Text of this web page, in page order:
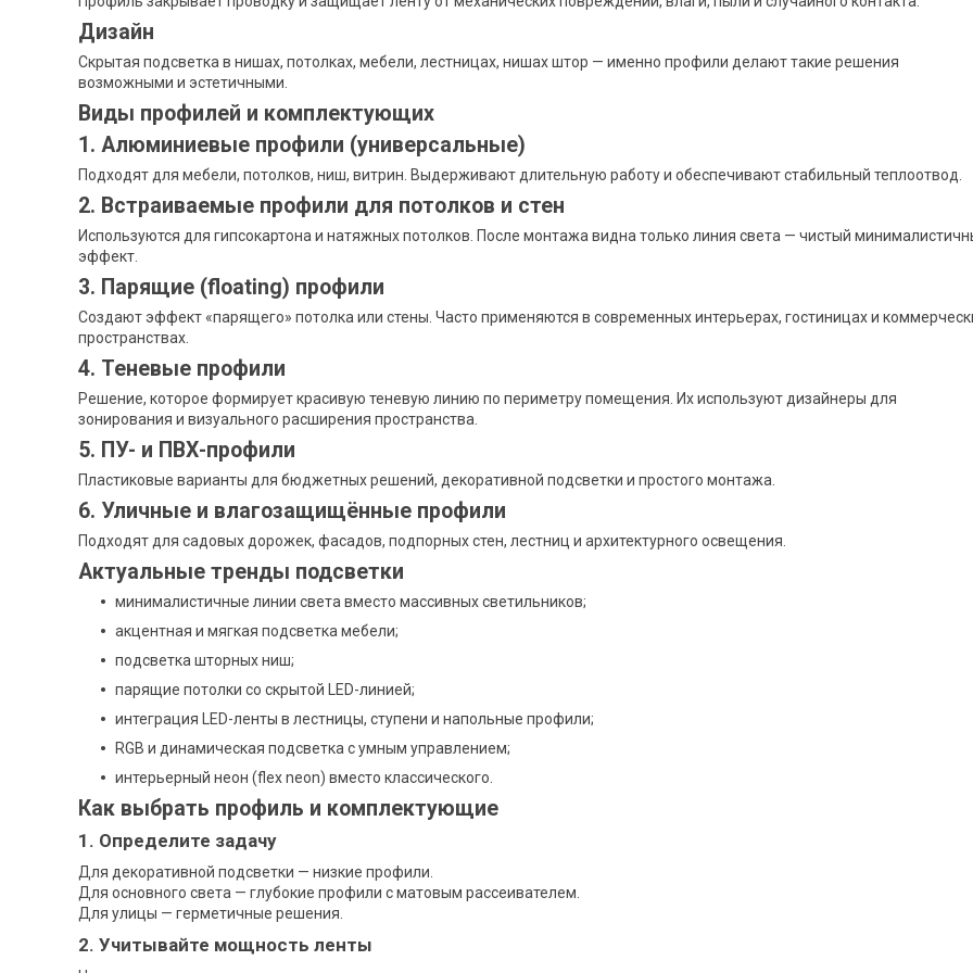
Дизайн
Скрытая подсветка в нишах, потолках, мебели, лестницах, нишах штор — именно профили делают такие решения
возможными и эстетичными.
Виды профилей и комплектующих
1. Алюминиевые профили (универсальные)
Подходят для мебели, потолков, ниш, витрин. Выдерживают длительную работу и обеспечивают стабильный теплоотвод.
2. Встраиваемые профили для потолков и стен
Используются для гипсокартона и натяжных потолков. После монтажа видна только линия света — чистый
эффект.
3. Парящие (floating) профили
Создают эффект «парящего» потолка или стены. Часто применяются в современных интерьерах, гостиницах и
пространствах.
4. Теневые профили
Решение, которое формирует красивую теневую линию по периметру помещения. Их используют дизайнеры для
зонирования и визуального расширения пространства.
5. ПУ- и ПВХ-профили
Пластиковые варианты для бюджетных решений, декоративной подсветки и простого монтажа.
6. Уличные и влагозащищённые профили
Подходят для садовых дорожек, фасадов, подпорных стен, лестниц и архитектурного освещения.
Актуальные тренды подсветки
минималистичные линии света вместо массивных светильников;
акцентная и мягкая подсветка мебели;
подсветка шторных ниш;
парящие потолки со скрытой LED-линией;
интеграция LED-ленты в лестницы, ступени и напольные профили;
RGB и динамическая подсветка с умным управлением;
интерьерный неон (flex neon) вместо классического.
Как выбрать профиль и комплектующие
1. Определите задачу
Для декоративной подсветки — низкие профили.
Для основного света — глубокие профили с матовым рассеивателем.
Для улицы — герметичные решения.
2. Учитывайте мощность ленты